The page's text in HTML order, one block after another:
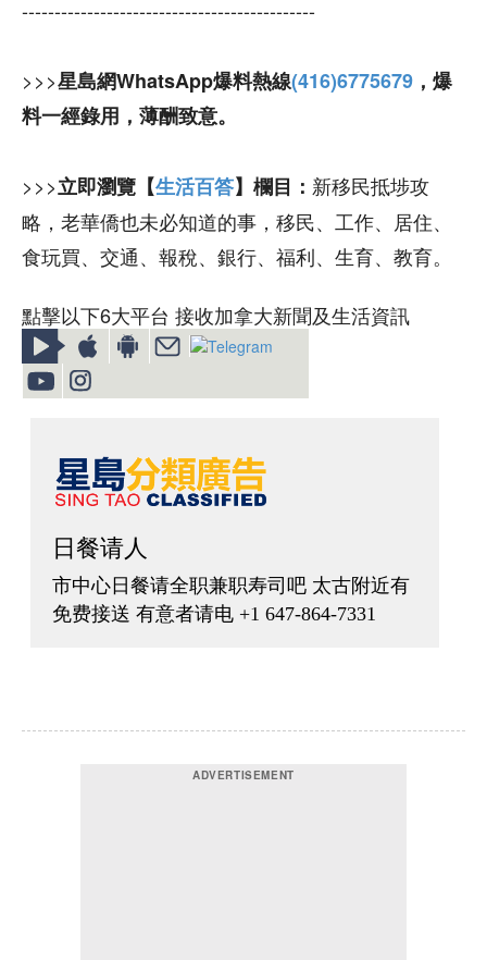
---------------------------------------------
>>>星島網WhatsApp爆料熱線(416)6775679 ，爆
料一經錄用，薄酬致意。
>>>立即瀏覽【生活百答】欄目： 新移民抵埗攻
略，老華僑也未必知道的事，移民、工作、居住、
食玩買、交通、報稅、銀行、福利、生育、教育。
點擊以下6大平台 接收加拿大新聞及生活資訊